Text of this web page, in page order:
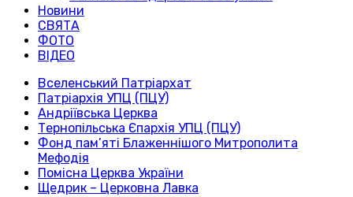
Новини
СВЯТА
ФОТО
ВІДЕО
Вселенський Патріархат
Патріархія УПЦ (ПЦУ)
Андріївська Церква
Тернопільська Єпархія УПЦ (ПЦУ)
Фонд пам’яті Блаженнішого Митрополита
Мефодія
Помісна Церква України
Щедрик – Церковна Лавка